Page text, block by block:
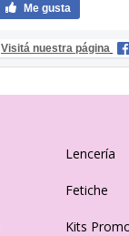
Me gusta
Visitá nuestra página
Lencería
Fetiche
Kits